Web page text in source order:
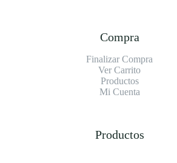
Compra
Finalizar Compra
Ver Carrito
Productos
Mi Cuenta
Productos